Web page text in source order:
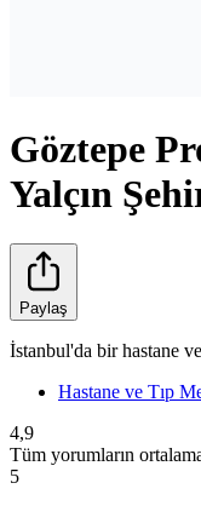
Göztepe
Yalçın
Paylaş
İstanbul'da bir hastane
Hastane ve Tıp
4,9
Tüm yorumların
5